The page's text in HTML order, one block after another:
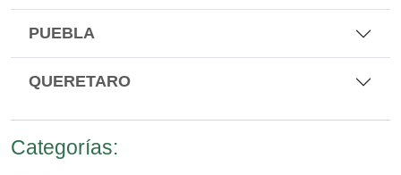
PUEBLA
QUERETARO
Categorías: